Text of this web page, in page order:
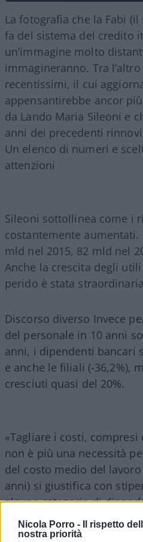
Nicola Porro -
Il rispetto
nostra priorità
La fotografia che la Fabi
fa del sistema del credito
un’immagine molto
immagineranno. Tra
recentissimi, il cui
appensantirebbe ancor
da Lando Maria Sileoni e
anni dei precedenti
Un elenco di numeri e
attenzioni
Sileoni sottollinea come i
costantemente
mld nel 2015, 82 mld nel
Anche la crescita degli
perido è stata
Discorso diverso Invece
del personale in 10 anni
anni, i dipendenti bancari
e anche le filiali (-36,2%),
cresciuti quasi del 20%.
«Tagliare i costi,
non è più una necessità
del costo medio del
anni) si giustifica con
alcune categorie di
detto Sileoni. Nel 2012 le
dipendenti e 32.000 filiali